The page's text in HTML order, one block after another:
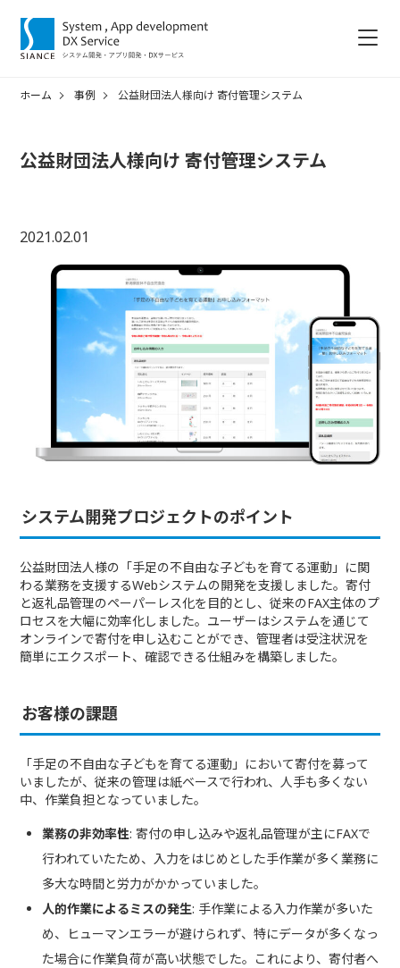
ホーム 事例 公益財団法人様向け 寄付管理システム
公益財団法人様向け 寄付管理システム
2021.02.01
システム開発プロジェクトのポイント
公益財団法人様の「手足の不自由な子どもを育てる運動」に関
わる業務を支援するWebシステムの開発を支援しました。寄付
と返礼品管理のペーパーレス化を目的とし、従来のFAX主体のプ
ロセスを大幅に効率化しました。ユーザーはシステムを通じて
オンラインで寄付を申し込むことができ、管理者は受注状況を
簡単にエクスポート、確認できる仕組みを構築しました。
お客様の課題
「手足の不自由な子どもを育てる運動」において寄付を募って
いましたが、従来の管理は紙ベースで行われ、人手も多くない
中、作業負担となっていました。
業務の非効率性: 寄付の申し込みや返礼品管理が主にFAXで
行われていたため、入力をはじめとした手作業が多く業務に
多大な時間と労力がかかっていました。
人的作業によるミスの発生: 手作業による入力作業が多いた
め、ヒューマンエラーが避けられず、特にデータが多くなっ
た場合に作業負荷が高い状態でした。これにより、寄付者へ